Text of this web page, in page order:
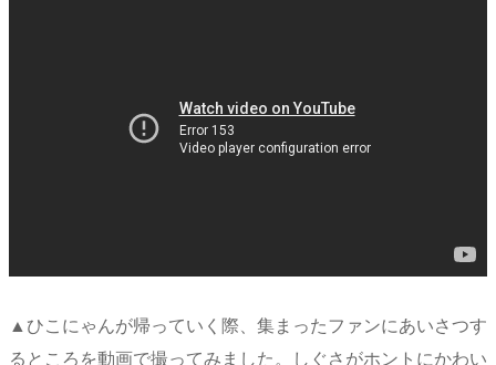
▲ひこにゃんが帰っていく際、集まったファンにあいさつす
るところを動画で撮ってみました。しぐさがホントにかわい